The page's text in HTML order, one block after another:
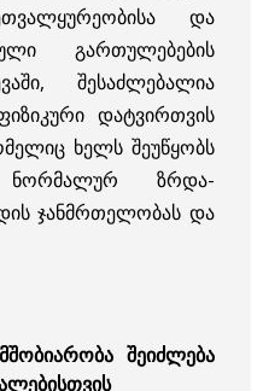
და
გართულებების
შესაძლებალია
დატვირთვის
ხელს შეუწყობს
ზრდა-
ჯანმრთელობას და
შეიძლება